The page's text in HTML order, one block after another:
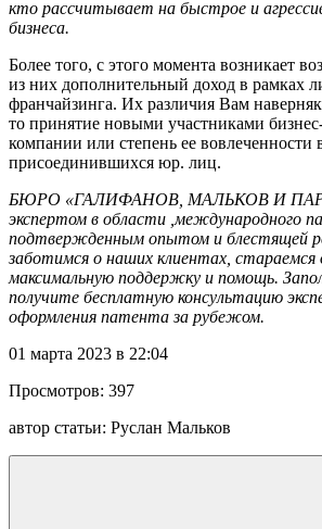
кто рассчитывает на быстрое и
бизнеса.
Более того, с этого момента возникает
из них дополнительный доход в рамках
франчайзинга. Их различия Вам
то принятие новыми участниками
компании или степень ее вовлеченности
присоединившихся юр. лиц.
БЮРО «ГАЛИФАНОВ, МАЛЬКОВ И
экспертом в области ,международного
подтвержденным опытом и блестящей
заботимся о наших клиентах, стараемся
максимальную поддержку и помощь.
получите бесплатную консультацию
оформления патента за рубежом.
01 марта 2023 в 22:04
Просмотров: 397
автор статьи: Руслан Мальков